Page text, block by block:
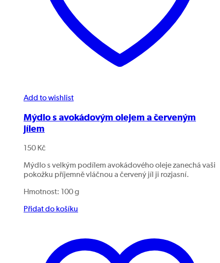
Add to wishlist
Mýdlo s avokádovým olejem a červeným
jílem
150 Kč
Mýdlo s velkým podílem avokádového oleje zanechá vaši
pokožku příjemně vláčnou a červený jíl ji rozjasní.
Hmotnost: 100 g
Přidat do košíku